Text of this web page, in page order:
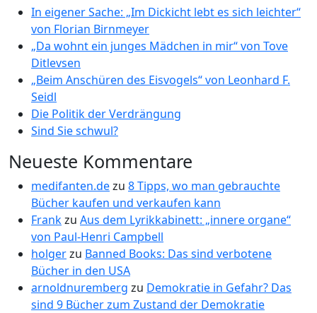
In eigener Sache: „Im Dickicht lebt es sich leichter“
von Florian Birnmeyer
„Da wohnt ein junges Mädchen in mir“ von Tove
Ditlevsen
„Beim Anschüren des Eisvogels“ von Leonhard F.
Seidl
Die Politik der Verdrängung
Sind Sie schwul?
Neueste Kommentare
medifanten.dezu 8 Tipps, wo man gebrauchte
Bücher kaufen und verkaufen kann
Frankzu Aus dem Lyrikkabinett: „innere organe“
von Paul-Henri Campbell
holgerzu Banned Books: Das sind verbotene
Bücher in den USA
arnoldnuremberg zu Demokratie in Gefahr? Das
sind 9 Bücher zum Zustand der Demokratie